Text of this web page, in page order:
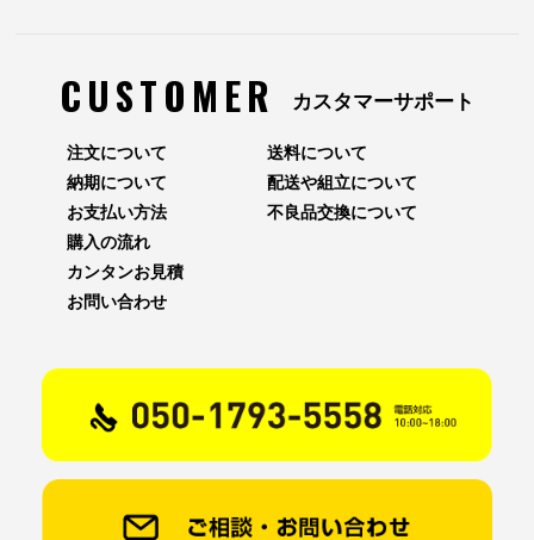
CUSTOMER カスタマーサポート
注文について
納期について
お支払い方法
送料について
配送や組立について
不良品交換について
購入の流れ
カンタンお見積
お問い合わせ